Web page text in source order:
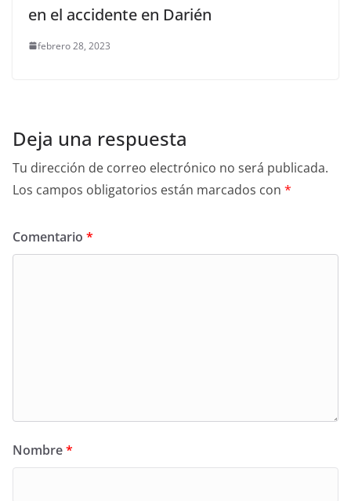
en el accidente en Darién
febrero 28, 2023
Deja una respuesta
Tu dirección de correo electrónico no será publicada.
Los campos obligatorios están marcados con *
Comentario *
Nombre*